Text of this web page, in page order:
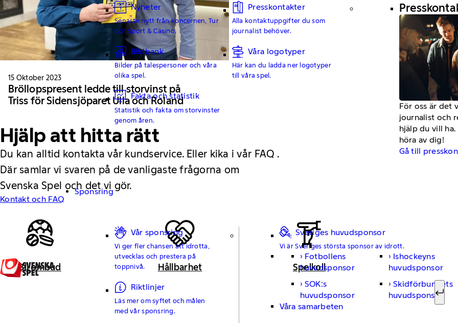
Nyheter
Senaste nytt från koncernen, Tur
och Sport & Casino.
Presskontakter
Alla kontaktuppgifter du som
journalist behöver.
Bildbank
Bilder på talespersoner och våra
olika spel.
Våra logotyper
Här kan du ladda ner logotyper
till våra spel.
Fakta och statistik
Statistik och fakta om storvinster
genom åren.
För oss är det
journalist och
hjälp du vill
höra av dig!
Gå till
Sponsring
Vår sponsring
Vi ger fler chansen att idrotta,
utvecklas och prestera på
toppnivå.
Riktlinjer
Läs mer om syftet och målen
med vår sponsring.
Sveriges huvudsponsor
Vi är Sveriges största sponsor av idrott.
Fotbollens
huvudsponsor
Ishockeyns
huvudsponsor
SOK:s
huvudsponsor
Skidförbundets
huvudsponsor
Våra samarbeten
Sök
15 Oktober 2023
Bröllopspresent ledde till storvinst på
Triss för Sidensjöparet Ulla och Roland
Hjälp att hitta rätt
Du kan alltid kontakta vår kundservice. Eller kika i vår FAQ .
Där samlar vi svaren på de vanligaste frågorna om
Svenska Spel och det vi gör.
Kontakt och FAQ
Bli ombud Hållbarhet Spelkoll